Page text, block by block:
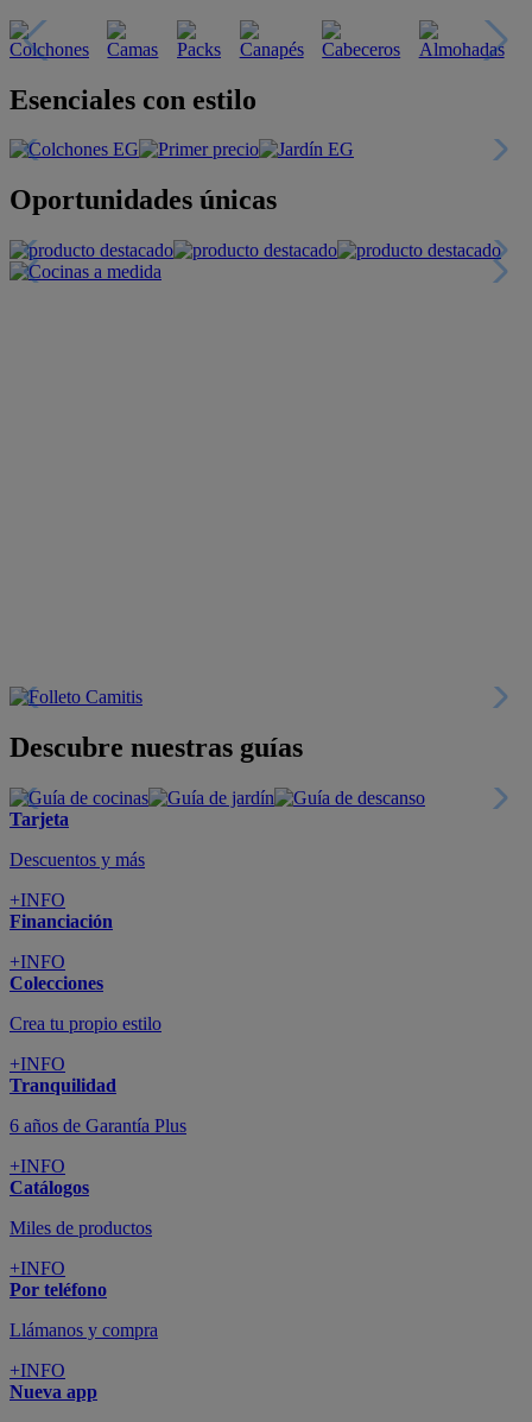
Esenciales con estilo
Oportunidades únicas
Descubre nuestras guías
Tarjeta
Descuentos y más
+INFO
Financiación
+INFO
Colecciones
Crea tu propio estilo
+INFO
Tranquilidad
6 años de Garantía Plus
+INFO
Catálogos
Miles de productos
+INFO
Por teléfono
Llámanos y compra
+INFO
Nueva app